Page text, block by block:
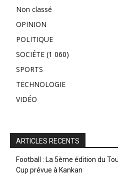
Non classé
OPINION
POLITIQUE
SOCIÉTE (1 060)
SPORTS
TECHNOLOGIE
VIDÉO
ARTICLES RECENTS
Football : La 5ème édition du
Cup prévue à Kankan